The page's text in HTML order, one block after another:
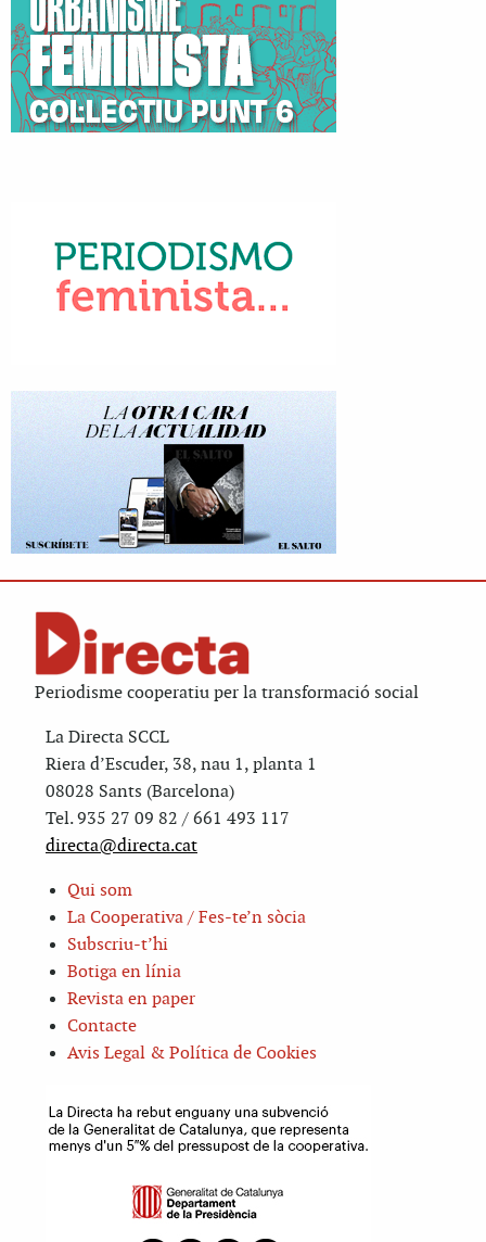
Periodisme cooperatiu per la transformació social
La Directa SCCL
Riera d’Escuder, 38, nau 1, planta 1
08028 Sants (Barcelona)
Tel. 935 27 09 82 / 661 493 117
directa@directa.cat
Qui som
La Cooperativa / Fes-te’n sòcia
Subscriu-t’hi
Botiga en línia
Revista en paper
Contacte
Avis Legal & Política de Cookies